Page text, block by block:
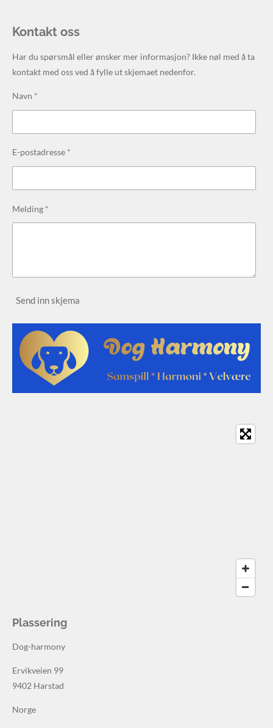
Kontakt oss
Har du spørsmål eller ønsker mer informasjon? Ikke nøl med å ta
kontakt med oss ved å fylle ut skjemaet nedenfor.
Navn *
E-postadresse *
Melding *
Send inn skjema
Plassering
Dog-harmony
Ervikveien 99
9402 Harstad
Norge